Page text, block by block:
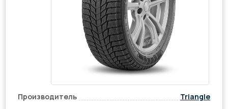
Производитель
Triangle